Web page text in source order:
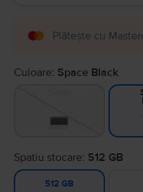
Plătește cu
Culoare: Space Black
Spatiu stocare: 512 GB
512 GB